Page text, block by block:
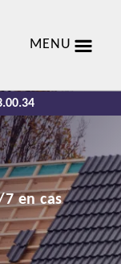
MENU
en cas